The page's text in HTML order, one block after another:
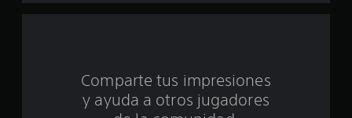
Comparte tus impresiones
y ayuda a otros jugadores